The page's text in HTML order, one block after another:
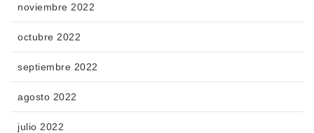
noviembre 2022
octubre 2022
septiembre 2022
agosto 2022
julio 2022